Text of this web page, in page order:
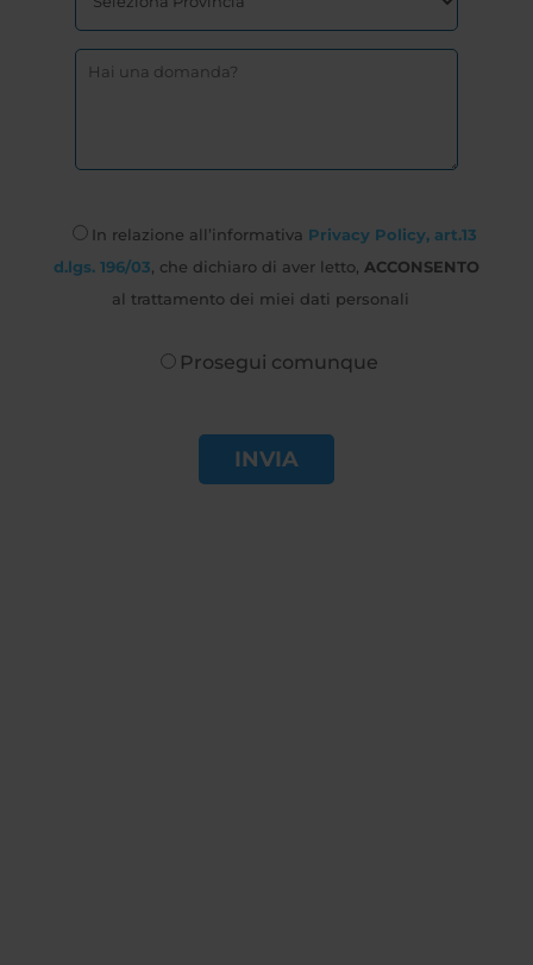
In relazione all’informativa Privacy Policy, art.13
d.lgs. 196/03 , che dichiaro di aver letto, ACCONSENTO
al trattamento dei miei dati personali
Prosegui comunque